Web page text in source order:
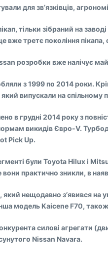
для зв’язківців,
тільки зібраний на
вже третє покоління
розробки вже налічує
з 1999 по 2014 роки.
випускали на
в грудні 2014 року з
викидів Євро-V.
Pick Up.
були Toyota Hilux і
практично зникли, в
нещодавно з’явився на
модель Kaicene F70,
силові агрегати
Nissan Navara.